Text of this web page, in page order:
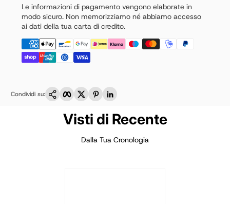
Le informazioni di pagamento vengono elaborate in
modo sicuro. Non memorizziamo né abbiamo accesso
ai dati della tua carta di credito.
Condividi su:
Copia linkFacebook
TwitterPinterestLinkedIn
Visti di Recente
Dalla Tua Cronologia